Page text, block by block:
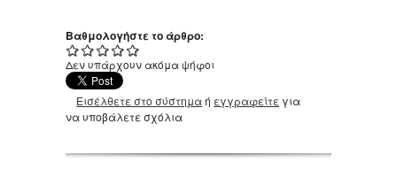
Βαθμολογήστε το άρθρο:
Δεν υπάρχουν ακόμα ψήφοι
Εισέλθετε στο σύστημαή εγγραφείτε για
να υποβάλετε σχόλια